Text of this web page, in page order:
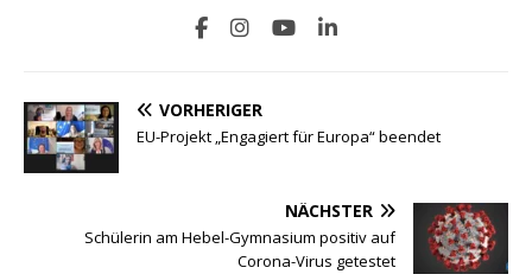
VORHERIGER
EU-Projekt „Engagiert für Europa“ beendet
NÄCHSTER
Schülerin am Hebel-Gymnasium positiv auf
Corona-Virus getestet